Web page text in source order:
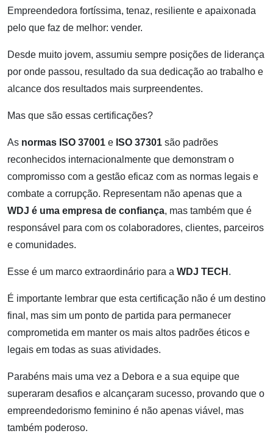
Empreendedora fortíssima, tenaz, resiliente e apaixonada
pelo que faz de melhor: vender.
Desde muito jovem, assumiu sempre posições de liderança
por onde passou, resultado da sua dedicação ao trabalho e
alcance dos resultados mais surpreendentes.
Mas que são essas certificações?
As normas ISO 37001 e ISO 37301 são padrões
reconhecidos internacionalmente que demonstram o
compromisso com a gestão eficaz com as normas legais e
combate a corrupção. Representam não apenas que a
WDJ é uma empresa de confiança, mas também que é
responsável para com os colaboradores, clientes, parceiros
e comunidades.
Esse é um marco extraordinário para a WDJ TECH .
É importante lembrar que esta certificação não é um destino
final, mas sim um ponto de partida para permanecer
comprometida em manter os mais altos padrões éticos e
legais em todas as suas atividades.
Parabéns mais uma vez a Debora e a sua equipe que
superaram desafios e alcançaram sucesso, provando que o
empreendedorismo feminino é não apenas viável, mas
também poderoso.